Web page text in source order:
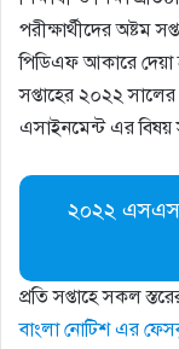
পরীক্ষার্থীদের অষ্টম
পিডিএফ আকারে দেয়া
সপ্তাহের ২০২২ সালের
এসাইনমেন্ট এর
২০২২
প্রতি সপ্তাহে সকল
বাংলা নোটিশ এর